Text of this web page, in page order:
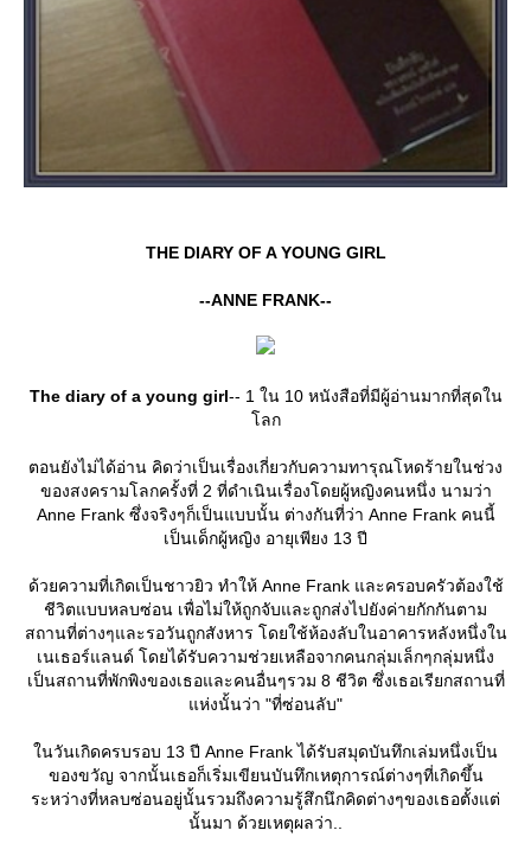
THE DIARY OF A YOUNG GIRL
--ANNE FRANK--
The diary of a young girl-- 1 ใน 10 หนังสือที่มีผู้อ่านมากที่สุดใน
ลก
ตอนยังไม่ได้อ่าน คิดว่าเป็นเรื่องเกี่ยวกับความทารุณโหดร้ายในช่วง
ของสงครามโลกครั้งที่ 2 ที่ดำเนินเรื่องโดยผู้หญิงคนหนึ่ง นามว่า
Anne Frank ซึ่งจริงๆก็เป็นแบบนั้น ต่างกันที่ว่า Anne Frank คนนี้
เป็นเด็กผู้หญิง อายุเพียง 13 ปี
ด้วยความที่เกิดเป็นชาวยิว ทำให้ Anne Frank และครอบครัวต้องใช้
ชีวิตแบบหลบซ่อน เพื่อไม่ให้ถูกจับและถูกส่งไปยังค่ายกักกันตาม
สถานที่ต่างๆและรอวันถูกสังหาร โดยใช้ห้องลับในอาคารหลังหนึ่งใน
เนเธอร์แลนด์ โดยได้รับความช่วยเหลือจากคนกลุ่มเล็กๆกลุ่มหนึ่ง
เป็นสถานที่พักพิงของเธอและคนอื่นๆรวม 8 ชีวิต ซึ่งเธอเรียกสถานที่
ห่งนั้นว่า "ที่ซ่อนลับ"
นวันเกิดครบรอบ 13 ปี Anne Frank ได้รับสมุดบันทึกเล่มหนึ่งเป็น
ของขวัญ จากนั้นเธอก็เริ่มเขียนบันทึกเหตุการณ์ต่างๆที่เกิดขึ้น
ระหว่างที่หลบซ่อนอยู่นั้นรวมถึงความรู้สึกนึกคิดต่างๆของเธอตั้งแต่
นั้นมา ด้วยเหตุผลว่า..